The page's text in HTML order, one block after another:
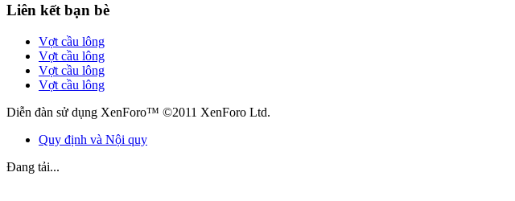
Liên kết bạn bè
Vợt cầu lông
Vợt cầu lông
Vợt cầu lông
Vợt cầu lông
Diễn đàn sử dụng XenForo™ ©2011 XenForo Ltd.
Quy định và Nội quy
Đang tải...